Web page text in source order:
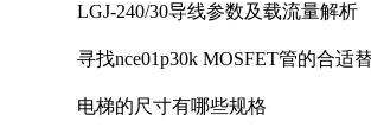
LGJ-240/30导线参数及载流量解析
寻找nce01p30k MOSFET管的合适
电梯的尺寸有哪些规格